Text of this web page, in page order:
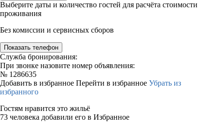
Выберите даты и количество гостей для расчёта стоимости
проживания
Без комиссии и сервисных сборов
Показать телефон
Служба бронирования:
При звонке назовите номер объявления:
№ 1286635
Добавить в избранное Перейти в избранное Убрать из
избранного
Гостям нравится это жильё
73 человека добавили его в Избранное